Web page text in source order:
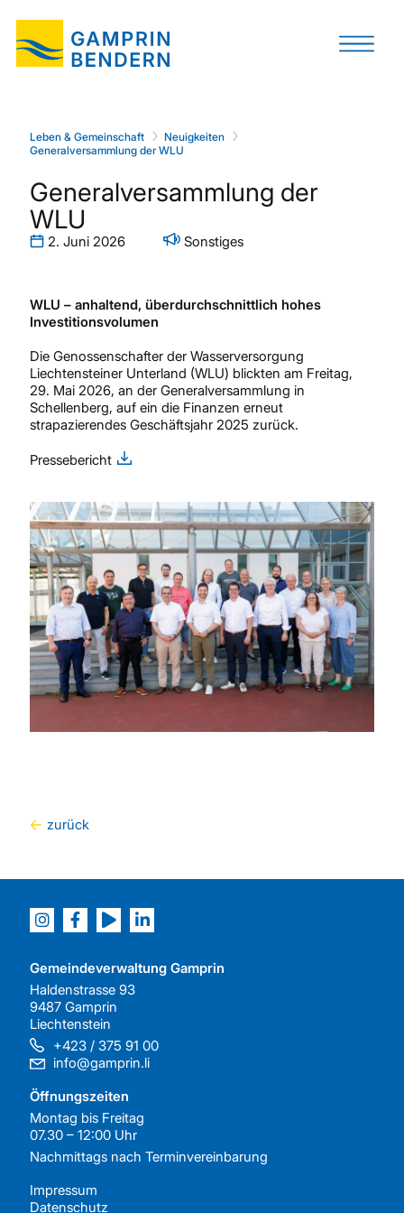
Leben & Gemeinschaft
Neuigkeiten
Generalversammlung der WLU
Generalversammlung der
WLU
2. Juni 2026 Sonstiges
WLU – anhaltend, überdurchschnittlich hohes
Investitionsvolumen
Die Genossenschafter der Wasserversorgung
Liechtensteiner Unterland (WLU) blickten am Freitag,
29. Mai 2026, an der Generalversammlung in
Schellenberg, auf ein die Finanzen erneut
strapazierendes Geschäftsjahr 2025 zurück.
Pressebericht
zurück
Gemeindeverwaltung Gamprin
Haldenstrasse 93
9487 Gamprin
Liechtenstein
+423 / 375 91 00
info@gamprin.li
Öffnungszeiten
Montag bis Freitag
07.30 – 12:00 Uhr
Nachmittags nach Terminvereinbarung
Impressum
Datenschutz